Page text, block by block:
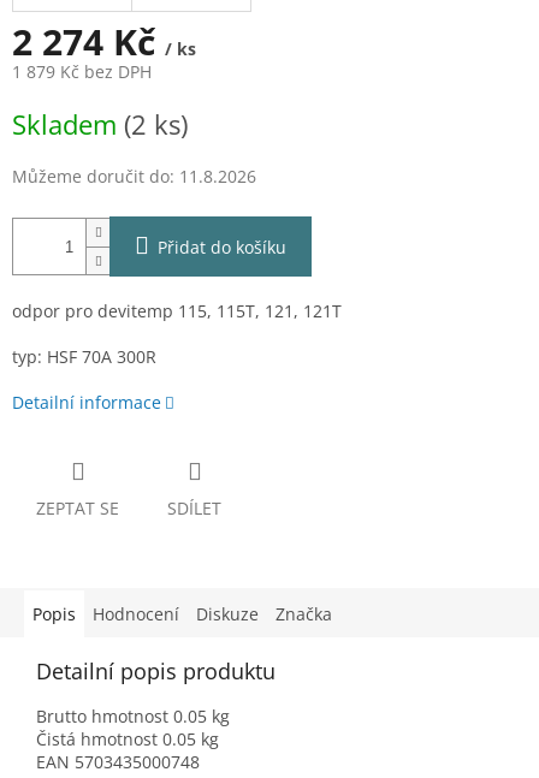
2 274 Kč / ks
1 879 Kč bez DPH
cena:
Skladem (2 ks)
Můžeme doručit do: 11.8.2026
Přidat do košíku
odpor pro devitemp 115, 115T, 121, 121T
typ: HSF 70A 300R
Detailní informace
ZEPTAT SE SDÍLET
Popis Hodnocení Diskuze Značka
Detailní popis produktu
Brutto hmotnost 0.05 kg
Čistá hmotnost 0.05 kg
EAN 5703435000748